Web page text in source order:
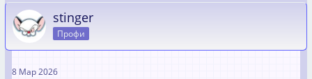
stinger
Профи
8 Мар 2026